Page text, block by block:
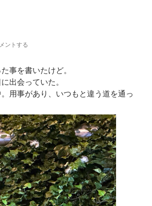
ントする
事を書いたけど。
出会っていた。
用事があり、いつもと違う道を通っ